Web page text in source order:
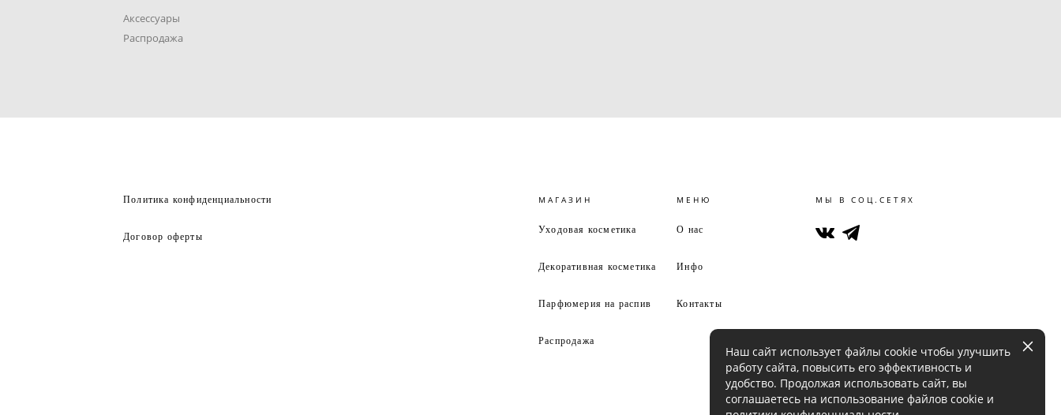
Аксессуары
Распродажа
Политика конфиденциальности
Договор оферты
МАГАЗИН
Уходовая косметика
Декоративная косметика
Парфюмерия на распив
Распродажа
МЕНЮ
О нас
Инфо
Контакты
МЫ В СОЦ.СЕТЯХ
Наш сайт использует файлы cookie чтобы улучшить
работу сайта, повысить его эффективность и
удобство. Продолжая использовать сайт, вы
соглашаетесь на использование файлов cookie и